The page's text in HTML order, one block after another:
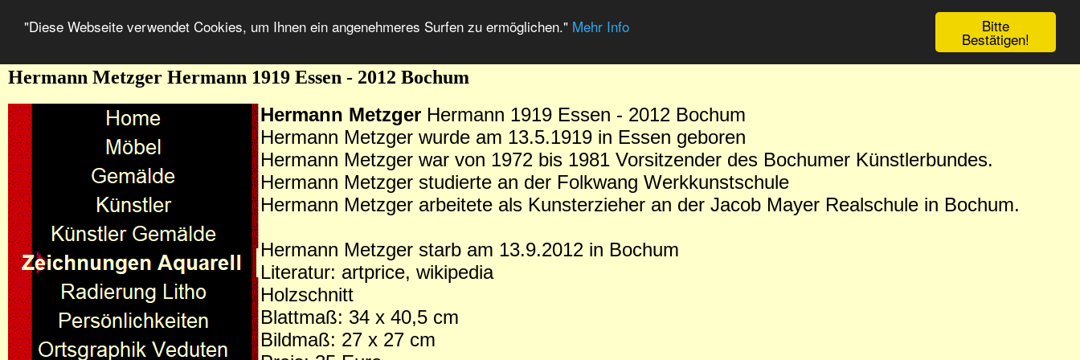
Bitte
Bestätigen!
"Diese Webseite verwendet Cookies, um Ihnen ein angenehmeres Surfen zu ermöglichen." Mehr Info
Hermann Metzger Hermann 1919 Essen - 2012 Bochum
Hermann Metzger Hermann 1919 Essen - 2012 Bochum
Hermann Metzger wurde am 13.5.1919 in Essen geboren
Hermann Metzger war von 1972 bis 1981 Vorsitzender des Bochumer Künstlerbundes.
Hermann Metzger studierte an der Folkwang Werkkunstschule
Hermann Metzger arbeitete als Kunsterzieher an der Jacob Mayer Realschule in Bochum.
Hermann Metzger starb am 13.9.2012 in Bochum
Literatur: artprice, wikipedia
Holzschnitt
Blattmaß: 34 x 40,5 cm
Bildmaß: 27 x 27 cm